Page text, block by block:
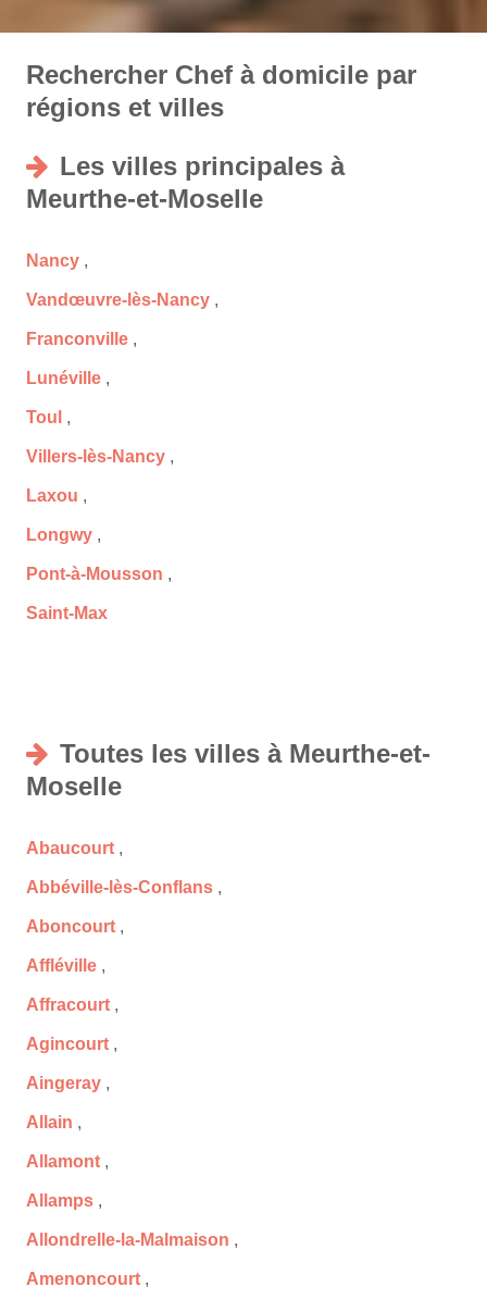
Rechercher Chef à domicile par
régions et villes
Les villes principales à
Meurthe-et-Moselle
Nancy ,
Vandœuvre-lès-Nancy ,
Franconville ,
Lunéville ,
Toul ,
Villers-lès-Nancy ,
Laxou ,
Longwy ,
Pont-à-Mousson ,
Saint-Max
Toutes les villes à Meurthe-et-
Moselle
Abaucourt ,
Abbéville-lès-Conflans ,
Aboncourt ,
Affléville ,
Affracourt ,
Agincourt ,
Aingeray ,
Allain ,
Allamont ,
Allamps ,
Allondrelle-la-Malmaison ,
Amenoncourt ,